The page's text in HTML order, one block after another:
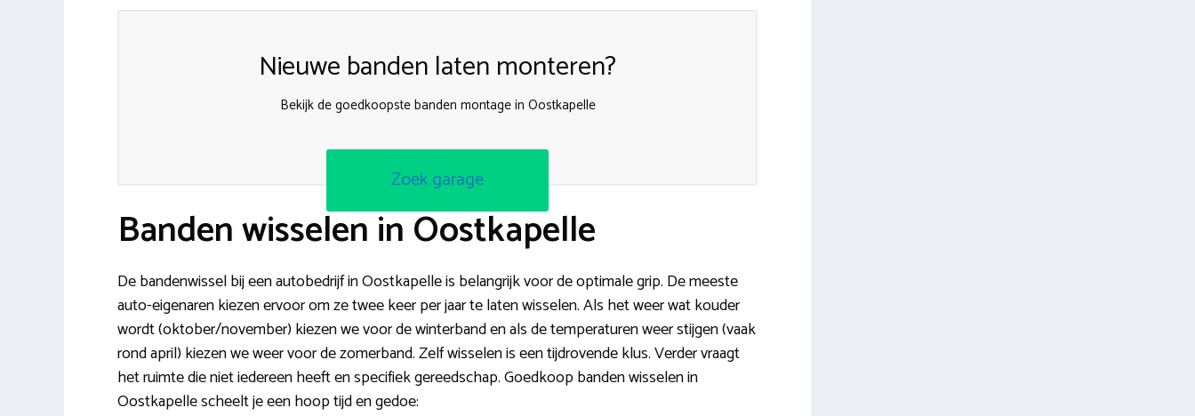
Nieuwe banden laten monteren?
Bekijk de goedkoopste banden montage in Oostkapelle
Zoek garage
Banden wisselen in Oostkapelle
De bandenwissel bij een autobedrijf in Oostkapelle is belangrijk voor de optimale grip. De meeste
auto-eigenaren kiezen ervoor om ze twee keer per jaar te laten wisselen. Als het weer wat kouder
wordt (oktober/november) kiezen we voor de winterband en als de temperaturen weer stijgen (vaak
rond april) kiezen we weer voor de zomerband. Zelf wisselen is een tijdrovende klus. Verder vraagt
het ruimte die niet iedereen heeft en specifiek gereedschap. Goedkoop banden wisselen in
Oostkapelle scheelt je een hoop tijd en gedoe: